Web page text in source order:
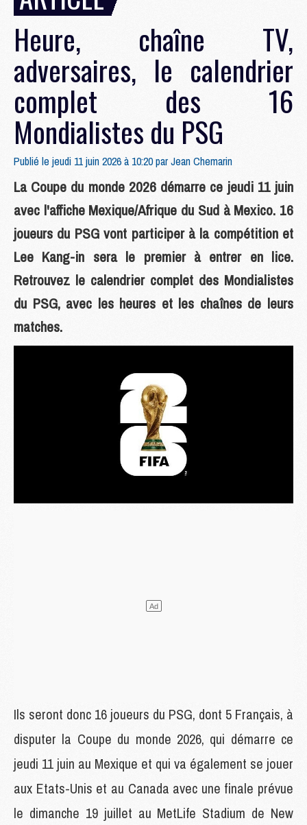
Heure, chaîne TV,
adversaires, le calendrier
complet des 16
Mondialistes du PSG
Publié le jeudi 11 juin 2026 à 10:20 parJean Chemarin
La Coupe du monde 2026 démarre ce jeudi 11 juin
avec l'affiche Mexique/Afrique du Sud à Mexico. 16
joueurs du PSG vont participer à la compétition et
Lee Kang-in sera le premier à entrer en lice.
Retrouvez le calendrier complet des Mondialistes
du PSG, avec les heures et les chaînes de leurs
matches.
Ils seront donc 16 joueurs du PSG, dont 5 Français, à
disputer la Coupe du monde 2026, qui démarre ce
jeudi 11 juin au Mexique et qui va également se jouer
aux Etats-Unis et au Canada avec une finale prévue
le dimanche 19 juillet au MetLife Stadium de New